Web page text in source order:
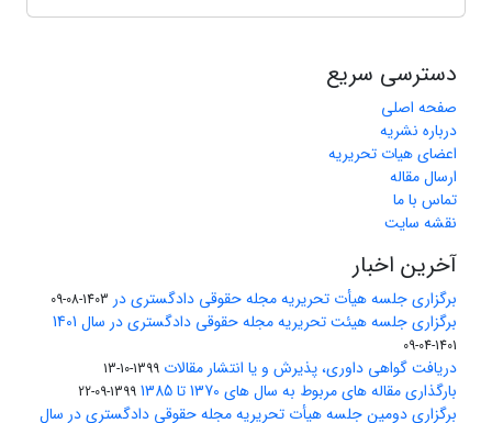
دسترسی سریع
صفحه اصلی
درباره نشریه
اعضای هیات تحریریه
ارسال مقاله
تماس با ما
نقشه سایت
آخرین اخبار
برگزاری جلسه هیأت تحریریه مجله حقوقی دادگستری در 1403-08-09
برگزاری جلسه هیئت تحریریه مجله حقوقی دادگستری در سال 1401
1401-04-09
دریافت گواهی داوری، پذیرش و یا انتشار مقالات 1399-10-13
بارگذاری مقاله های مربوط به سال های 1370 تا 1385 1399-09-22
برگزاری دومین جلسه هیأت تحریریه مجله حقوقی دادگستری در سال